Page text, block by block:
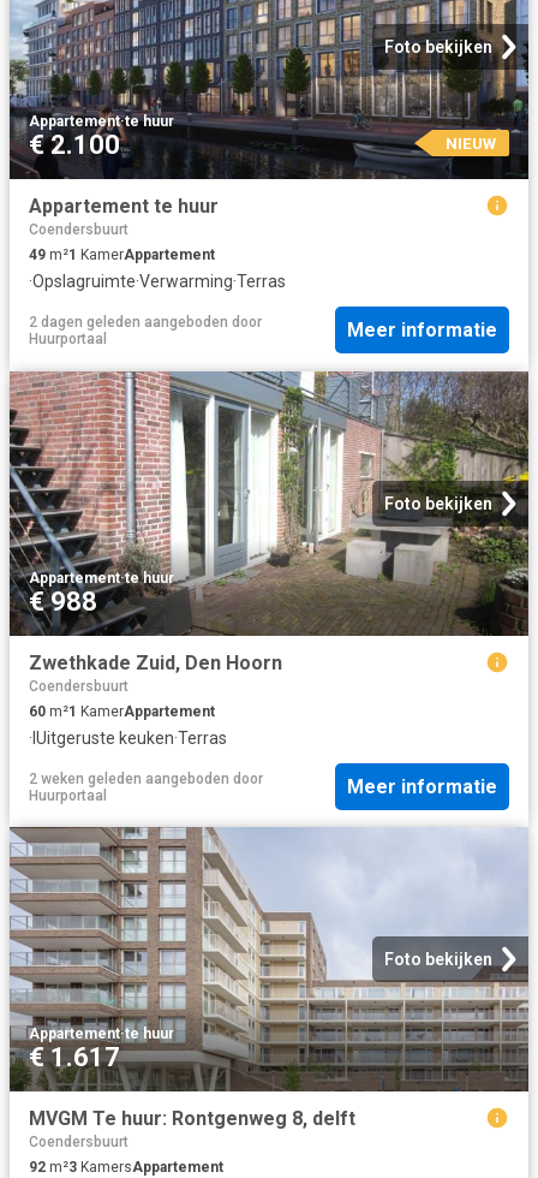
Foto bekijken
Appartement·te huur
€ 2.100 NIEUW
Appartement te huur
Coendersbuurt
49 m²1 KamerAppartement
·Opslagruimte·Verwarming·Terras
2 dagen geleden aangeboden door
Huurportaal
Meer informatie
Foto bekijken
Appartement·te huur
€ 988
Zwethkade Zuid, Den Hoorn
Coendersbuurt
60 m²1 KamerAppartement
· IUitgeruste keuken·Terras
2 weken geleden aangeboden door
Huurportaal
Meer informatie
Foto bekijken
Appartement·te huur
€ 1.617
MVGM Te huur: Rontgenweg 8, delft
Coendersbuurt
92 m²3 KamersAppartement